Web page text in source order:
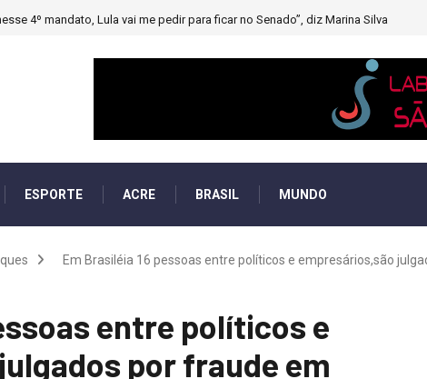
4º mandato, Lula vai me pedir para ficar no Senado”, diz Marina Silva
ESPORTE ACRE BRASIL MUNDO
Em Brasiléia 16 pessoas entre políticos e empresários,são
entre políticos e
por fraude em